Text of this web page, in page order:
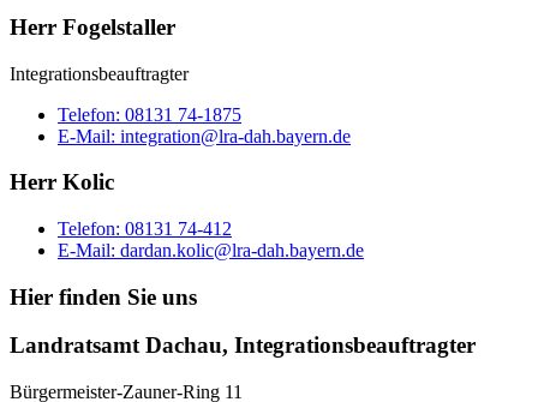
Herr Fogelstaller
Integrationsbeauftragter
Telefon: 08131 74-1875
E-Mail: integration@lra-dah.bayern.de
Herr Kolic
Telefon: 08131 74-412
E-Mail: dardan.kolic@lra-dah.bayern.de
Hier finden Sie uns
Landratsamt Dachau, Integrationsbeauftragter
Bürgermeister-Zauner-Ring 11